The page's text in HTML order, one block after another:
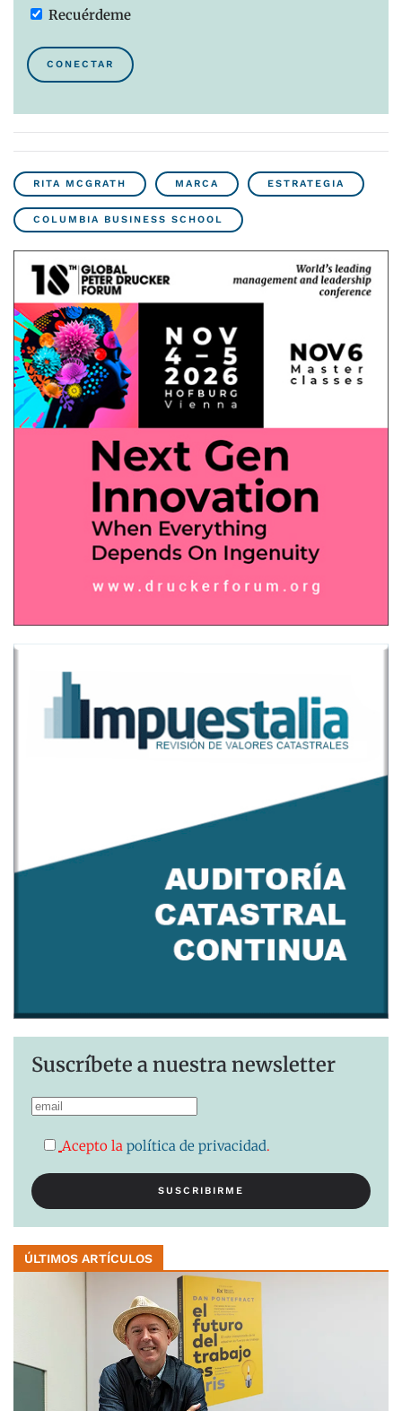
Recuérdeme
CONECTAR
RITA MCGRATH MARCA ESTRATEGIA
COLUMBIA BUSINESS SCHOOL
Suscríbete a nuestra newsletter
Acepto la política de privacidad.
ÚLTIMOS ARTÍCULOS